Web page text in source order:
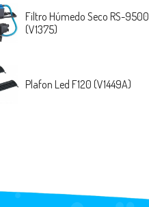
Filtro Húmedo Seco RS-9500
(V1375)
Plafon Led F120 (V1449A)